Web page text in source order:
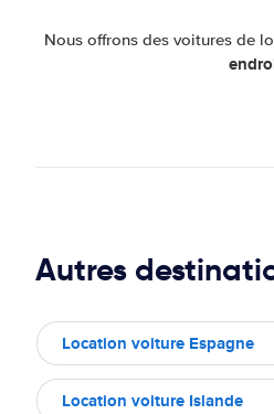
Nous offrons des voitures de
Autres
Location voiture Espagne
Location voiture Islande